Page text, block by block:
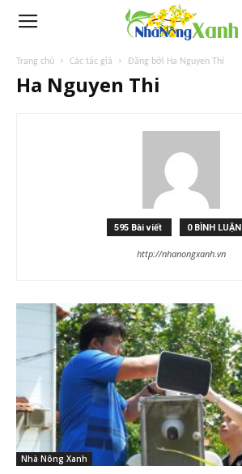
Trang chủ Các tác giả Đăng bởi Ha Nguyen Thi
Ha Nguyen Thi
595 Bài viết 0 BÌNH LUẬN
http://nhanongxanh.vn
Nhà Nông Xanh